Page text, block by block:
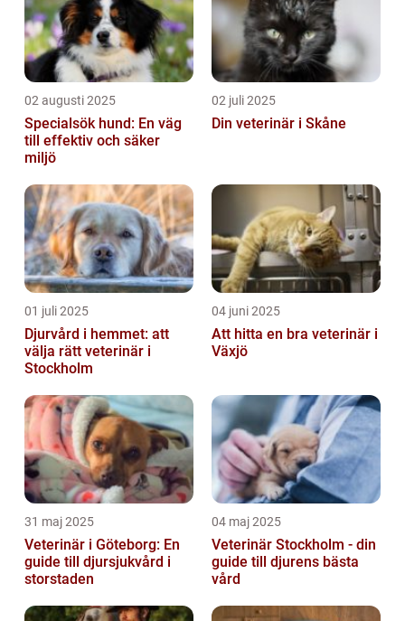
02 augusti 2025
Specialsök hund: En väg
till effektiv och säker
miljö
02 juli 2025
Din veterinär i Skåne
01 juli 2025
Djurvård i hemmet: att
välja rätt veterinär i
Stockholm
04 juni 2025
Att hitta en bra veterinär i
Växjö
31 maj 2025
Veterinär i Göteborg: En
guide till djursjukvård i
storstaden
04 maj 2025
Veterinär Stockholm - din
guide till djurens bästa
vård